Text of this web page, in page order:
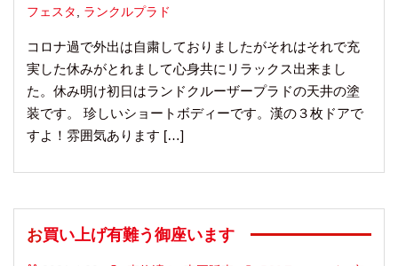
フェスタ , ランクルプラド
コロナ過で外出は自粛しておりましたがそれはそれで充
実した休みがとれまして心身共にリラックス出来まし
た。休み明け初日はランドクルーザープラドの天井の塗
装です。 珍しいショートボディーです。漢の３枚ドアで
すよ！雰囲気あります […]
お買い上げ有難う御座います